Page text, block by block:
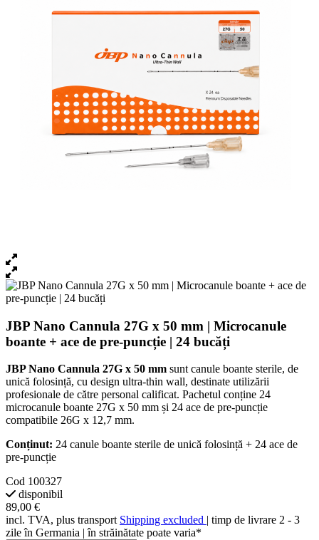
JBP Nano Cannula 27G x 50 mm | Microcanule
boante + ace de pre-puncție | 24 bucăți
JBP Nano Cannula 27G x 50 mm sunt canule boante sterile, de
unică folosință, cu design ultra-thin wall, destinate utilizării
profesionale de către personal calificat. Pachetul conține 24
microcanule boante 27G x 50 mm și 24 ace de pre-puncție
compatibile 26G x 12,7 mm.
Conținut: 24 canule boante sterile de unică folosință + 24 ace de
pre-puncție
Cod 100327
disponibil
89,00 €
incl. TVA, plus transport Shipping excluded | timp de livrare 2 - 3
zile în Germania | în străinătate poate varia*